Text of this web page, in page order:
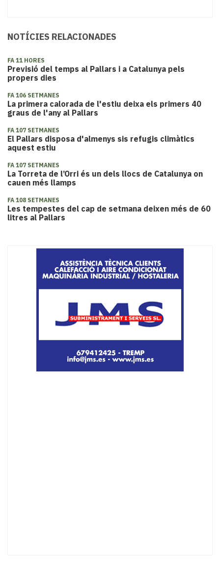
NOTÍCIES RELACIONADES
FA 11 HORES
Previsió del temps al Pallars i a Catalunya pels
propers dies
FA 106 SETMANES
La primera calorada de l'estiu deixa els primers 40
graus de l'any al Pallars
FA 107 SETMANES
El Pallars disposa d'almenys sis refugis climàtics
aquest estiu
FA 107 SETMANES
La Torreta de l’Orri és un dels llocs de Catalunya on
cauen més llamps
FA 108 SETMANES
Les tempestes del cap de setmana deixen més de 60
litres al Pallars